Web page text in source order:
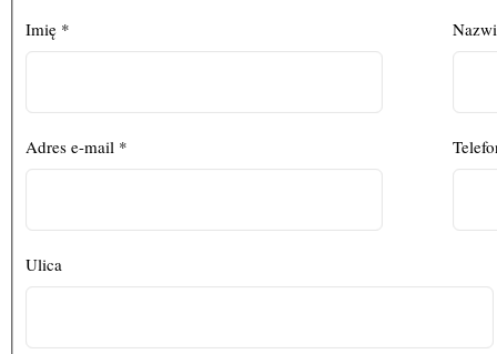
Imię *
Adres e-mail *
Ulica